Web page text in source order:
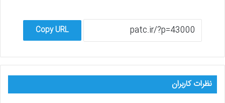
Copy URL
نظرات کاربران